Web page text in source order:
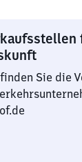
Sie die